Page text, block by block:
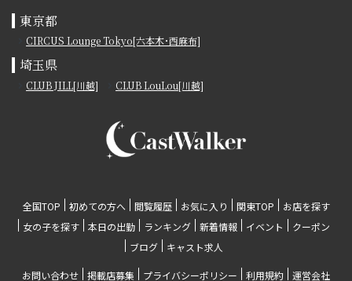
東京都
CIRCUS Lounge Tokyo[六本木･西麻布]
埼玉県
CLUB JILL[川越] CLUB LouLou[川越]
全国TOP 初めての方へ 閲覧履歴 お気に入り 関東TOP
お店を探す
女の子を探す
本日の出勤 ランキング 新着情報 イベント
クーポン
ブログ
キャスト求人
お問い合わせ 掲載店募集 プライバシーポリシー 利用規約 運営会社